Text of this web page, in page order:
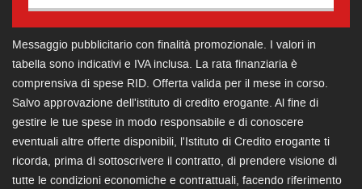
Contattaci
Messaggio pubblicitario con finalità promozionale. I valori in
tabella sono indicativi e IVA inclusa. La rata finanziaria è
comprensiva di spese RID. Offerta valida per il mese in corso.
Salvo approvazione dell'istituto di credito erogante. Al fine di
gestire le tue spese in modo responsabile e di conoscere
eventuali altre offerte disponibili, l'Istituto di Credito erogante ti
ricorda, prima di sottoscrivere il contratto, di prendere visione di
tutte le condizioni economiche e contrattuali, facendo riferimento